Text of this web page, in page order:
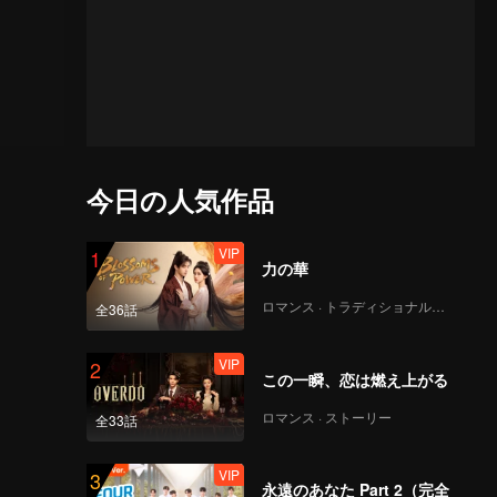
今日の人気作品
1
全36話
VIP
力の華
ロマンス · トラディショナル・コスチューム
2
全33話
VIP
この一瞬、恋は燃え上がる
ロマンス · ストーリー
3 VIP
永遠のあなた Part 2（完全